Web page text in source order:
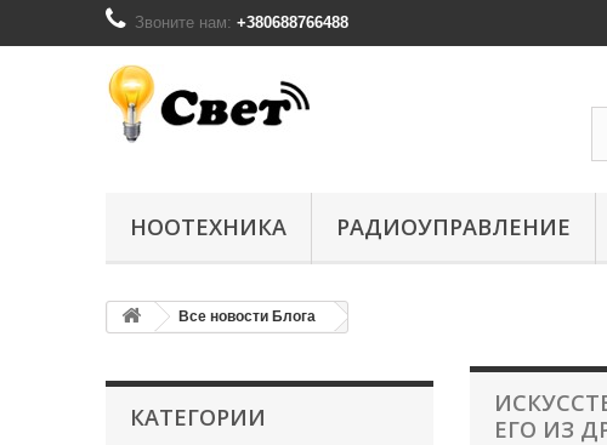
Звоните нам: +380688766488
НООТЕХНИКА РАДИОУПРАВЛЕНИЕ
Все новости Блога
КАТЕГОРИИ
ЕГО ИЗ